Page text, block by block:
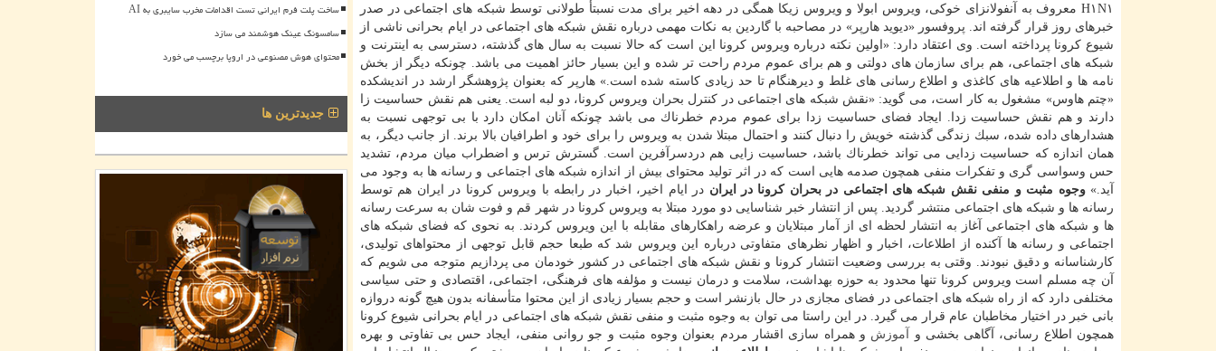
H۱N۱ معروف به آنفولانزای خوكی، ویروس ابولا و ویروس زیكا همگی در دهه اخیر برای مدت نسبتأ طولانی توسط شبكه های اجتماعی در صدر
خبرهای روز قرار گرفته اند. پروفسور «دیوید هارپر» در مصاحبه با گاردین به نكات مهمی درباره نقش شبكه های اجتماعی در ایام بحرانی ناشی از
شیوع كرونا پرداخته است. وی اعتقاد دارد: «اولین نكته درباره ویروس كرونا این است كه حالا نسبت به سال های گذشته، دسترسی به اینترنت و
شبكه های اجتماعی، هم برای سازمان های دولتی و هم برای عموم مردم راحت تر شده و این بسیار حائز اهمیت می باشد. چونكه دیگر از بخش
نامه ها و اطلاعیه های كاغذی و اطلاع رسانی های غلط و دیرهنگام تا حد زیادی كاسته شده است.» هارپر كه بعنوان پژوهشگر ارشد در اندیشكده
«چتم هاوس» مشغول به كار است، می گوید: «نقش شبكه های اجتماعی در كنترل بحران ویروس كرونا، دو لبه است. یعنی هم نقش حساسیت زا
دارند و هم نقش حساسیت زدا. ایجاد فضای حساسیت زدا برای عموم مردم خطرناك می باشد چونكه آنان امكان دارد با بی توجهی نسبت به
هشدارهای داده شده، سبك زندگی گذشته خویش را دنبال كنند و احتمال مبتلا شدن به ویروس را برای خود و اطرافیان بالا برند. از جانب دیگر، به
همان اندازه كه حساسیت زدایی می تواند خطرناك باشد، حساسیت زایی هم دردسرآفرین است. گسترش ترس و اضطراب میان مردم، تشدید
حس وسواسی گری و تفكرات منفی همچون صدمه هایی است كه در اثر تولید محتوای بیش از اندازه شبكه های اجتماعی و رسانه ها به وجود می
آید.»وجوه مثبت و منفی نقش شبكه های اجتماعی در بحران كرونا در ایران در ایام اخیر، اخبار در رابطه با ویروس كرونا در ایران هم توسط
رسانه ها و شبكه های اجتماعی منتشر گردید. پس از انتشار خبر شناسایی دو مورد مبتلا به ویروس كرونا در شهر قم و فوت شان به سرعت رسانه
ها و شبكه های اجتماعی آغاز به انتشار لحظه ای از آمار مبتلایان و عرضه راهكارهای مقابله با این ویروس كردند. به نحوی كه فضای شبكه های
اجتماعی و رسانه ها آكنده از اطلاعات، اخبار و اظهار نظرهای متفاوتی درباره این ویروس شد كه طبعا حجم قابل توجهی از محتواهای تولیدی،
كارشناسانه و دقیق نبودند. وقتی به بررسی وضعیت انتشار كرونا و نقش شبكه های اجتماعی در كشور خودمان می پردازیم متوجه می شویم كه
آن چه مسلم است ویروس كرونا تنها محدود به حوزه بهداشت، سلامت و درمان نیست و مؤلفه های فرهنگی، اجتماعی، اقتصادی و حتی سیاسی
مختلفی دارد كه از راه شبكه های اجتماعی در فضای مجازی در حال بازنشر است و حجم بسیار زیادی از این محتوا متأسفانه بدون هیچ گونه دروازه
بانی خبر در اختیار مخاطبان عام قرار می گیرد. در این راستا می توان به وجوه مثبت و منفی نقش شبكه های اجتماعی در ایام بحرانی شیوع كرونا
همچون اطلاع رسانی، آگاهی بخشی و
آموزش و همراه سازی اقشار مردم بعنوان وجوه مثبت و جو روانی منفی، ایجاد حس بی تفاوتی و بهره
ساخت پلت فرم ایرانی تست اقدامات مخرب سایبری به AI
سامسونگ عینک هوشمند می سازد
محتوای هوش مصنوعی در اروپا برچسب می خورد
جدیدترین ها